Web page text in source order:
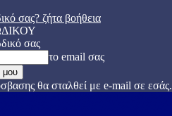
σας? ζήτα βοήθεια
σας
το email σας
θα σταλθεί με e-mail σε εσάς.